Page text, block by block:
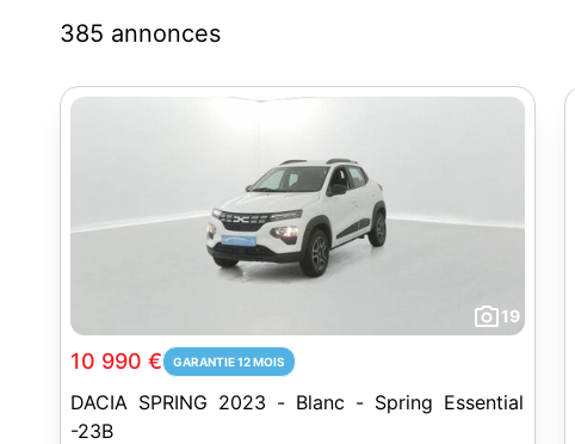
385 annonces
19
10 990 € GARANTIE 12 MOIS
DACIA SPRING 2023 - Blanc - Spring Essential
-23B